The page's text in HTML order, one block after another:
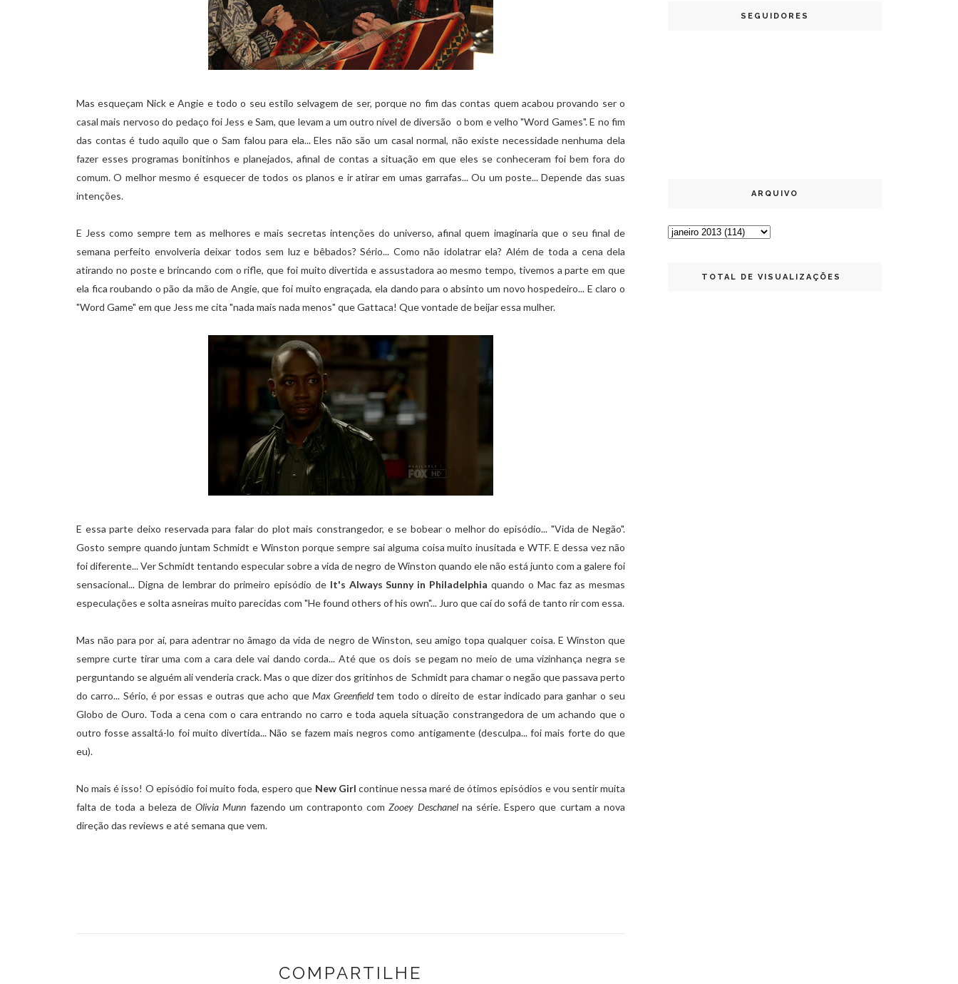
Mas esqueçam Nick e Angie e todo o seu estilo selvagem de ser, porque no fim das contas quem acabou provando ser o
casal mais nervoso do pedaço foi Jess e Sam, que levam a um outro nível de diversão o bom e velho "Word Games". E no fim
das contas é tudo aquilo que o Sam falou para ela... Eles não são um casal normal, não existe necessidade nenhuma dela
fazer esses programas bonitinhos e planejados, afinal de contas a situação em que eles se conheceram foi bem fora do
comum. O melhor mesmo é esquecer de todos os planos e ir atirar em umas garrafas... Ou um poste... Depende das suas
intenções.
E Jess como sempre tem as melhores e mais secretas intenções do universo, afinal quem imaginaria que o seu final de
semana perfeito envolveria deixar todos sem luz e bêbados? Sério... Como não idolatrar ela? Além de toda a cena dela
atirando no poste e brincando com o rifle, que foi muito divertida e assustadora ao mesmo tempo, tivemos a parte em que
ela fica roubando o pão da mão de Angie, que foi muito engraçada, ela dando para o absinto um novo hospedeiro... E claro o
"Word Game" em que Jess me cita "nada mais nada menos" que Gattaca! Que vontade de beijar essa mulher.
E essa parte deixo reservada para falar do plot mais constrangedor, e se bobear o melhor do episódio... "Vida de Negão".
Gosto sempre quando juntam Schmidt e Winston porque sempre sai alguma coisa muito inusitada e WTF. E dessa vez não
foi diferente... Ver Schmidt tentando especular sobre a vida de negro de Winston quando ele não está junto com a galere foi
sensacional... Digna de lembrar do primeiro episódio de It's Always Sunny in Philadelphia quando o Mac faz as mesmas
especulações e solta asneiras muito parecidas com "He found others of his own"... Juro que caí do sofá de tanto rir com essa.
Mas não para por aí, para adentrar no âmago da vida de negro de Winston, seu amigo topa qualquer coisa. E Winston que
sempre curte tirar uma com a cara dele vai dando corda... Até que os dois se pegam no meio de uma vizinhança negra se
perguntando se alguém ali venderia crack. Mas o que dizer dos gritinhos de Schmidt para chamar o negão que passava perto
do carro... Sério, é por essas e outras que acho que Max Greenfieldtem todo o direito de estar indicado para ganhar o seu
Globo de Ouro. Toda a cena com o cara entrando no carro e toda aquela situação constrangedora de um achando que o
outro fosse assaltá-lo foi muito divertida... Não se fazem mais negros como antigamente (desculpa... foi mais forte do que
eu).
No mais é isso! O episódio foi muito foda, espero que New Girl continue nessa maré de ótimos episódios e vou sentir muita
falta de toda a beleza deOlivia Munn fazendo um contraponto comZooey Deschanel na série. Espero que curtam a nova
direção das reviews e até semana que vem.
COMPARTILHE
SEGUIDORES
ARQUIVO
TOTAL DE VISUALIZAÇÕES